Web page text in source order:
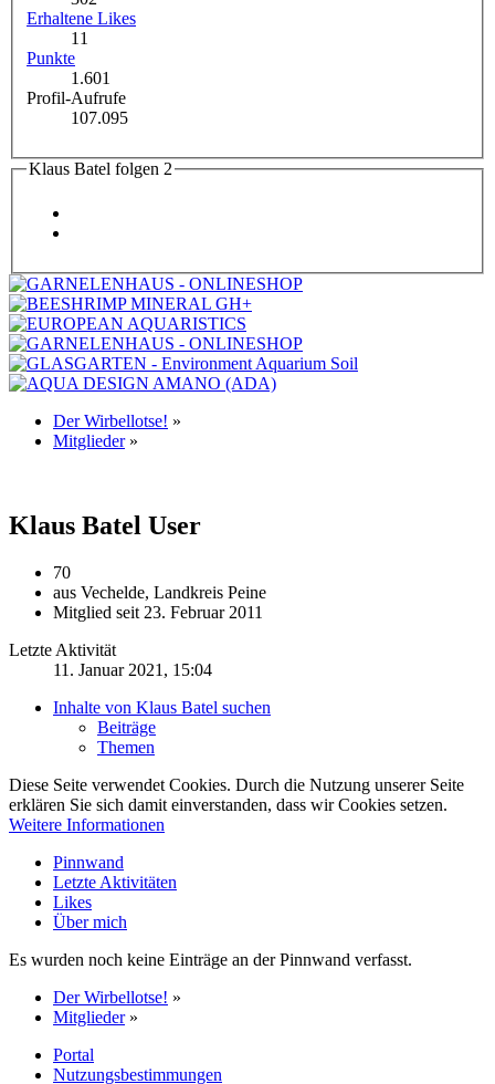
Erhaltene Likes
11
Punkte
1.601
Profil-Aufrufe
107.095
Klaus Batel folgen 2
Der Wirbellotse! »
Mitglieder »
Klaus Batel User
70
aus Vechelde, Landkreis Peine
Mitglied seit 23. Februar 2011
Letzte Aktivität
11. Januar 2021, 15:04
Inhalte von Klaus Batel suchen
Beiträge
Themen
Diese Seite verwendet Cookies. Durch die Nutzung unserer Seite
erklären Sie sich damit einverstanden, dass wir Cookies setzen.
Weitere Informationen
Pinnwand
Letzte Aktivitäten
Likes
Über mich
Es wurden noch keine Einträge an der Pinnwand verfasst.
Der Wirbellotse! »
Mitglieder »
Portal
Nutzungsbestimmungen